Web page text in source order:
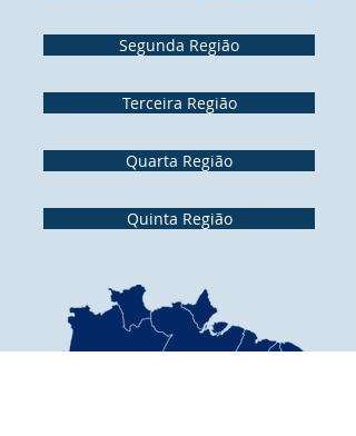
Segunda Região
Terceira Região
Quarta Região
Quinta Região